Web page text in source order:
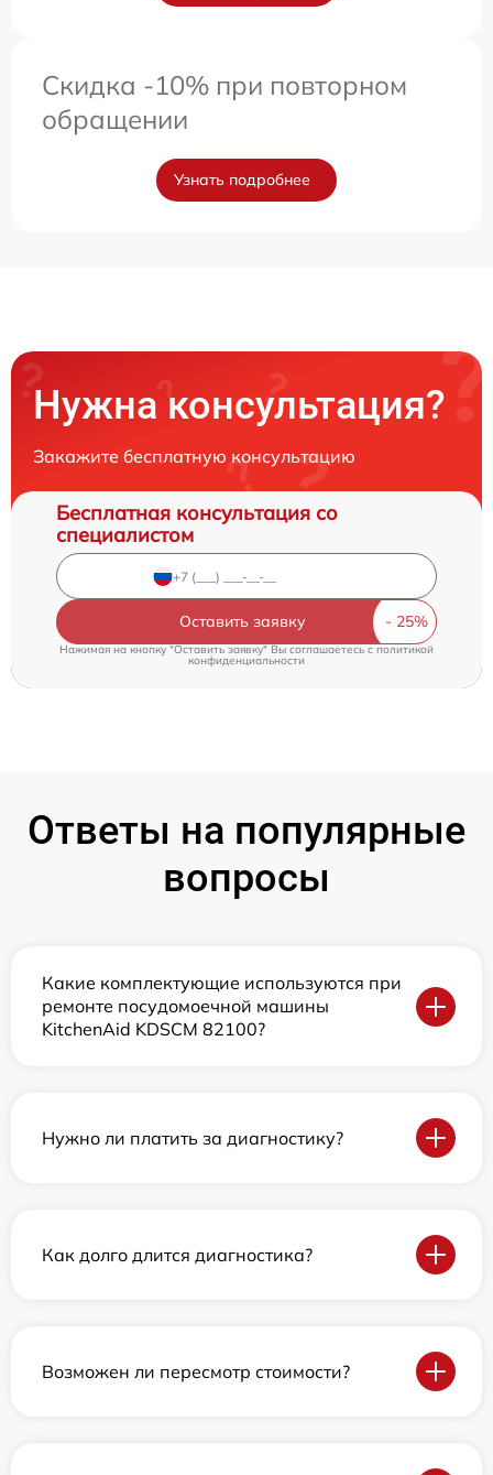
Скидка -10% при повторном
обращении
Узнать подробнее
Нужна консультация?
Закажите бесплатную консультацию
Бесплатная консультация со
специалистом
Оставить заявку
Нажимая на кнопку "Оставить заявку" Вы соглашаетесь cполитикой
конфиденциальности
Ответы на популярные
вопросы
Какие комплектующие используются при
ремонте посудомоечной машины
KitchenAid KDSCM 82100?
Нужно ли платить за диагностику?
Как долго длится диагностика?
Возможен ли пересмотр стоимости?